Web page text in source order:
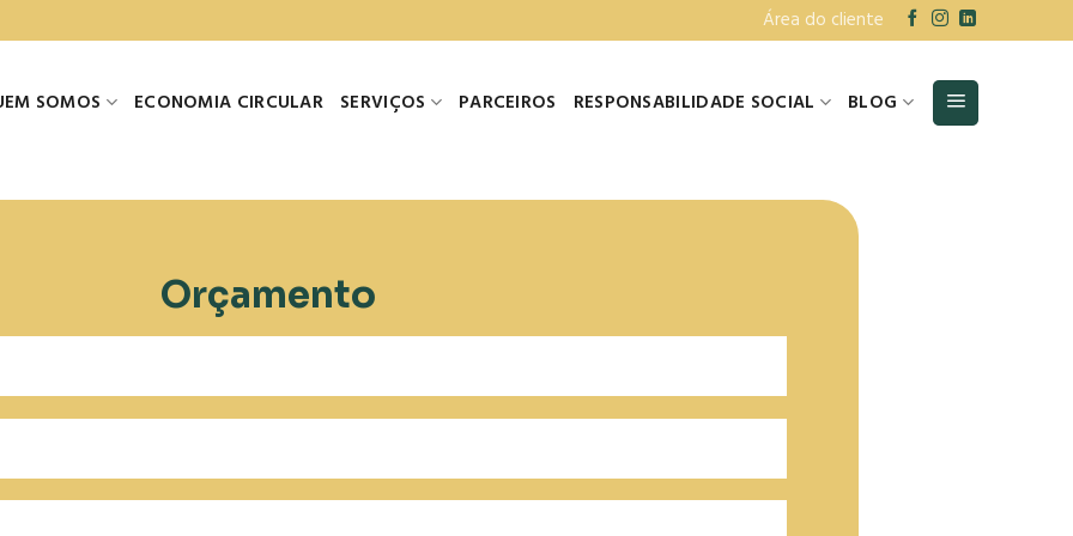
Área do cliente
SOMOS ECONOMIA CIRCULAR SERVIÇOS PARCEIROS RESPONSABILIDADE SOCIAL BLOG
Orçamento